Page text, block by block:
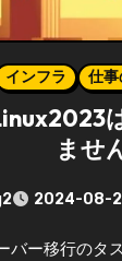
インフラ 仕
ませ
2024-08-